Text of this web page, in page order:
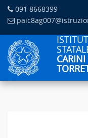
091 8668399